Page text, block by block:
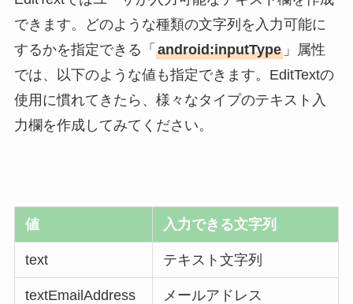
できます。どのような種類の文字列を入力可能に
するかを指定できる「 android:inputType」属性
では、以下のような値も指定できます。EditTextの
使用に慣れてきたら、様々なタイプのテキスト入
力欄を作成してみてください。
値 入力できる文字列
text テキスト文字列
textEmailAddress メールアドレス